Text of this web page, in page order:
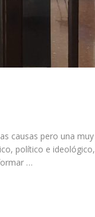
causas pero una muy
político e ideológico,
…